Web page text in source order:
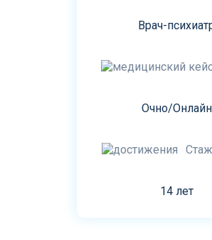
Врач-
Очно/Онлайн
14 лет